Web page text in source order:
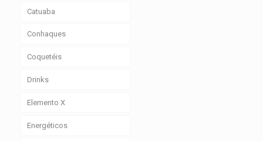
Catuaba
Conhaques
Coquetéis
Drinks
Elemento X
Energéticos